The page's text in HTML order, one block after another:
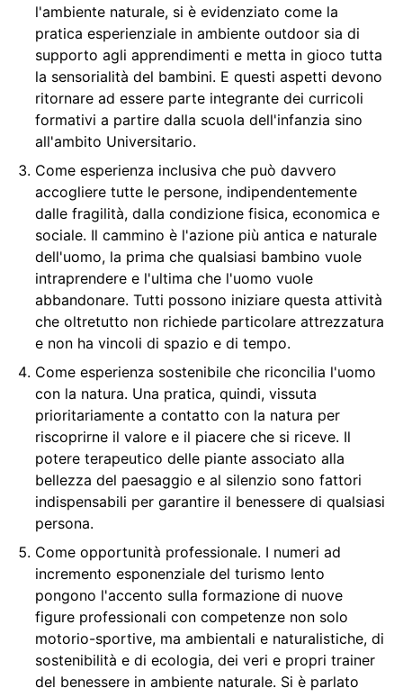
l'ambiente naturale, si è evidenziato come la
pratica esperienziale in ambiente outdoor sia di
supporto agli apprendimenti e metta in gioco tutta
la sensorialità del bambini. E questi aspetti devono
ritornare ad essere parte integrante dei curricoli
formativi a partire dalla scuola dell'infanzia sino
all'ambito Universitario.
Come esperienza inclusiva che può davvero
accogliere tutte le persone, indipendentemente
dalle fragilità, dalla condizione fisica, economica e
sociale. Il cammino è l'azione più antica e naturale
dell'uomo, la prima che qualsiasi bambino vuole
intraprendere e l'ultima che l'uomo vuole
abbandonare. Tutti possono iniziare questa attività
che oltretutto non richiede particolare attrezzatura
e non ha vincoli di spazio e di tempo.
Come esperienza sostenibile che riconcilia l'uomo
con la natura. Una pratica, quindi, vissuta
prioritariamente a contatto con la natura per
riscoprirne il valore e il piacere che si riceve. Il
potere terapeutico delle piante associato alla
bellezza del paesaggio e al silenzio sono fattori
indispensabili per garantire il benessere di qualsiasi
persona.
Come opportunità professionale. I numeri ad
incremento esponenziale del turismo lento
pongono l'accento sulla formazione di nuove
figure professionali con competenze non solo
motorio-sportive, ma ambientali e naturalistiche, di
sostenibilità e di ecologia, dei veri e propri trainer
del benessere in ambiente naturale. Si è parlato